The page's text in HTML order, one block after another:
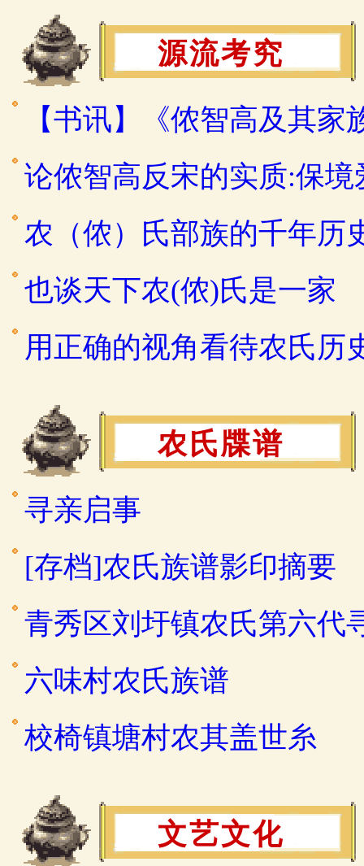
源流考究
【书讯】《侬智高及其
论侬智高反宋的实质:保
农（侬）氏部族的千年历
也谈天下农(侬)氏是一家
用正确的视角看待农氏
农氏牒谱
寻亲启事
[存档]农氏族谱影印摘要
青秀区刘圩镇农氏第六代
六味村农氏族谱
校椅镇塘村农其盖世糸
文艺文化